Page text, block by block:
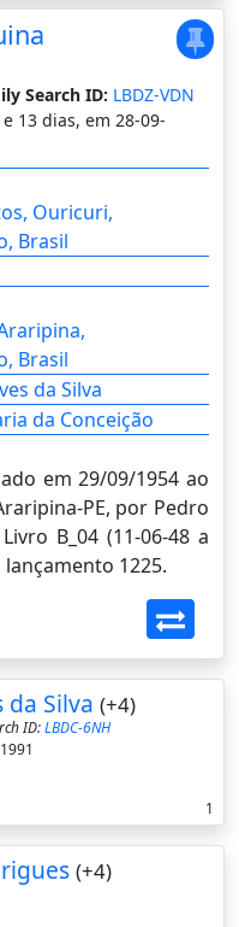
Search ID: LBDZ-VDN
13 dias, em 28-09-
Ouricuri,
Brasil
Brasil
da Silva
da Conceição
em 29/09/1954 ao
PE, por Pedro
B_04 (11-06-48 a
1225.
da Silva (+4)
ID:LBDC-6NH
1
(+4)